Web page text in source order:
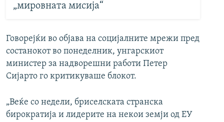
„мировната мисија“
Говорејќи во објава на социјалните мрежи пред
состанокот во понеделник, унгарскиот
министер за надворешни работи Петер
Сијарто го критикуваше блокот.
„Веќе со недели, бриселската странска
бирократија и лидерите на некои земји од ЕУ